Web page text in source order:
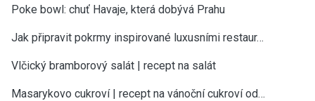
Poke bowl: chuť Havaje, která dobývá Prahu
Jak připravit pokrmy inspirované luxusními restaur…
Vlčický bramborový salát | recept na salát
Masarykovo cukroví | recept na vánoční cukroví od…